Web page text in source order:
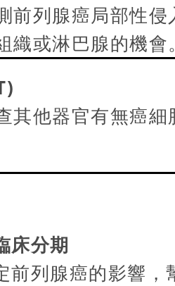
前列腺癌局部性侵
織或淋巴腺的機會。
其他器官有無癌細
床分期
前列腺癌的影響，